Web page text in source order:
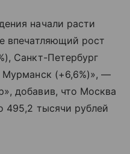
начали расти
впечатляющий рост
Санкт-Петербург
Мурманск (+6,6%)», —
добавив, что Москва
495,2 тысячи рублей